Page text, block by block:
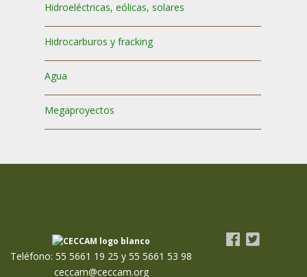
Hidroeléctricas, eólicas, solares
Hidrocarburos y fracking
Agua
Megaproyectos
Teléfono: 55 5661 19 25 y 55 5661 53 98
ceccam@ceccam.org